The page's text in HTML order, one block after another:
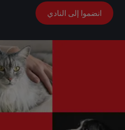
انضموا إلى النادي